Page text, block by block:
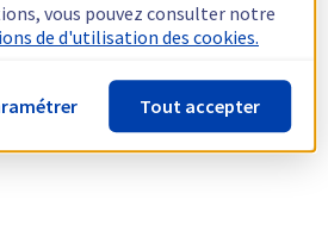
vous pouvez consulter notre
de d'utilisation des cookies.
Tout accepter